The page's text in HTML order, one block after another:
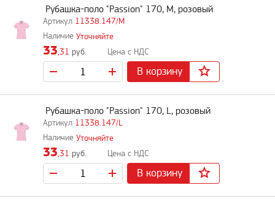
11338.147/M
Рубашка-поло "Passion" 170, M, розовый
Уточняйте
33,31 руб.
В корзину
11338.147/L
Рубашка-поло "Passion" 170, L, розовый
Уточняйте
33,31 руб.
В корзину